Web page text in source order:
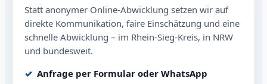
Statt anonymer Online-Abwicklung setzen wir auf
direkte Kommunikation, faire Einschätzung und eine
schnelle Abwicklung – im Rhein-Sieg-Kreis, in NRW
und bundesweit.
Anfrage per Formular oder WhatsApp